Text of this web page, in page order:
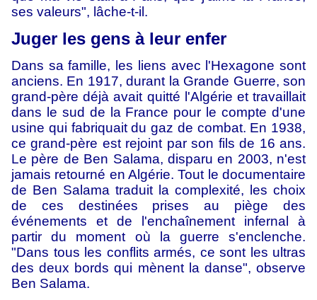
ses valeurs", lâche-t-il.
Juger les gens à leur enfer
Dans sa famille, les liens avec l'Hexagone sont
anciens. En 1917, durant la Grande Guerre, son
grand-père déjà avait quitté l'Algérie et travaillait
dans le sud de la France pour le compte d'une
usine qui fabriquait du gaz de combat. En 1938,
ce grand-père est rejoint par son fils de 16 ans.
Le père de Ben Salama, disparu en 2003, n'est
jamais retourné en Algérie. Tout le documentaire
de Ben Salama traduit la complexité, les choix
de ces destinées prises au piège des
événements et de l'enchaînement infernal à
partir du moment où la guerre s'enclenche.
"Dans tous les conflits armés, ce sont les ultras
des deux bords qui mènent la danse", observe
Ben Salama.